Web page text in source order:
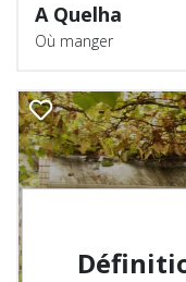
A Quelha
Où manger